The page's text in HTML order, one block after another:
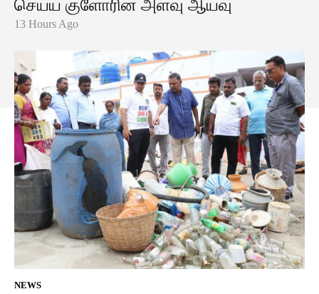
செய்ய குளோரின் அளவு ஆய்வு
13 Hours Ago
NEWS